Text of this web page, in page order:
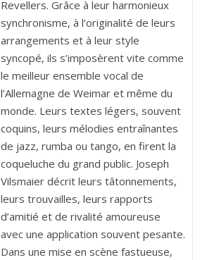
Revellers. Grâce à leur harmonieux
synchronisme, à l’originalité de leurs
arrangements et à leur style
syncopé, ils s’imposèrent vite comme
le meilleur ensemble vocal de
l’Allemagne de Weimar et même du
monde. Leurs textes légers, souvent
coquins, leurs mélodies entraînantes
de jazz, rumba ou tango, en firent la
coqueluche du grand public. Joseph
Vilsmaier décrit leurs tâtonnements,
leurs trouvailles, leurs rapports
d’amitié et de rivalité amoureuse
avec une application souvent pesante.
Dans une mise en scène fastueuse,